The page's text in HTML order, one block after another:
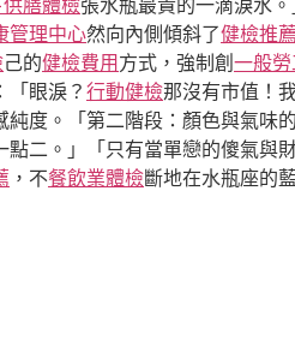
膳體檢張水瓶最貴的一滴淚水
管理中心然向內側傾斜了健檢推薦
己的健檢費用 方式，強制創 一般
「眼淚？行動健檢那沒有市值！
純度。「第二階段：顏色與氣味
二。」「只有當單戀的傻氣與
，不餐飲業體檢斷地在水瓶座的